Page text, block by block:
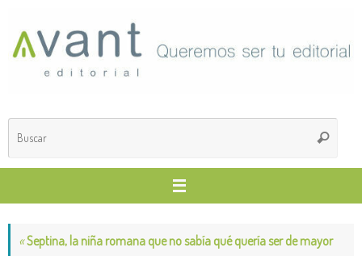
contenido
Buscar
«Septina, la niña romana que no sabía qué quería ser de mayor